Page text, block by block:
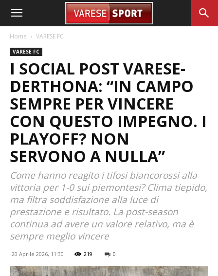
Home VARESE FC
VARESE FC
I SOCIAL POST VARESE-
DERTHONA: “IN CAMPO
SEMPRE PER VINCERE
CON QUESTO IMPEGNO. I
PLAYOFF? NON
SERVONO A NULLA”
Come hanno reagito i tifosi biancorossi alla
vittoria per 1-0 sui piemontesi? Clima tiepido,
ma filtra soddisfazione alla luce di
prestazione e risultato. La post-season
continua ad avere un valore relativo, ma è
sempre meglio vincere
20 Aprile 2026, 11:30 219 0